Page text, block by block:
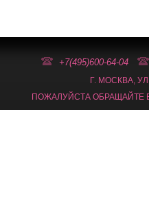
+7(495)600-64-04
Г. МОСКВА,
ПОЖАЛУЙСТА ОБРАЩАЙТЕ